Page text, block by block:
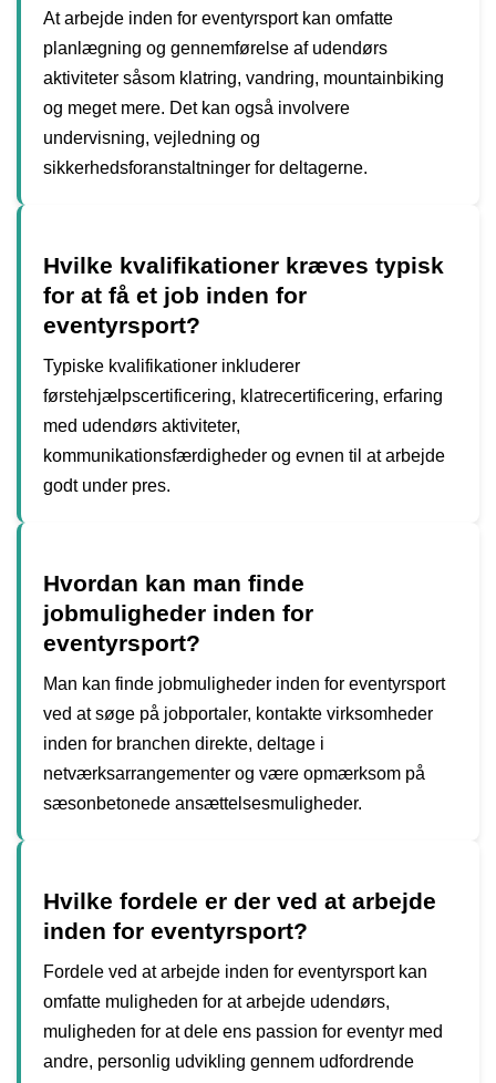
At arbejde inden for eventyrsport kan omfatte
planlægning og gennemførelse af udendørs
aktiviteter såsom klatring, vandring, mountainbiking
og meget mere. Det kan også involvere
undervisning, vejledning og
sikkerhedsforanstaltninger for deltagerne.
Hvilke kvalifikationer kræves typisk
for at få et job inden for
eventyrsport?
Typiske kvalifikationer inkluderer
førstehjælpscertificering, klatrecertificering, erfaring
med udendørs aktiviteter,
kommunikationsfærdigheder og evnen til at arbejde
godt under pres.
Hvordan kan man finde
jobmuligheder inden for
eventyrsport?
Man kan finde jobmuligheder inden for eventyrsport
ved at søge på jobportaler, kontakte virksomheder
inden for branchen direkte, deltage i
netværksarrangementer og være opmærksom på
sæsonbetonede ansættelsesmuligheder.
Hvilke fordele er der ved at arbejde
inden for eventyrsport?
Fordele ved at arbejde inden for eventyrsport kan
omfatte muligheden for at arbejde udendørs,
muligheden for at dele ens passion for eventyr med
andre, personlig udvikling gennem udfordrende